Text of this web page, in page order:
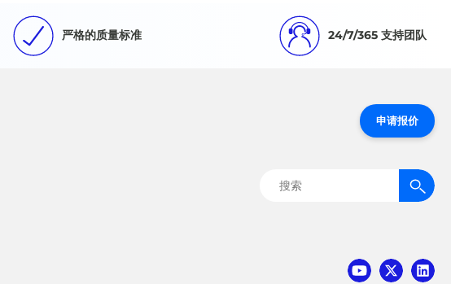
严格的质量标准 24/7/365 支持团队
申请报价
搜